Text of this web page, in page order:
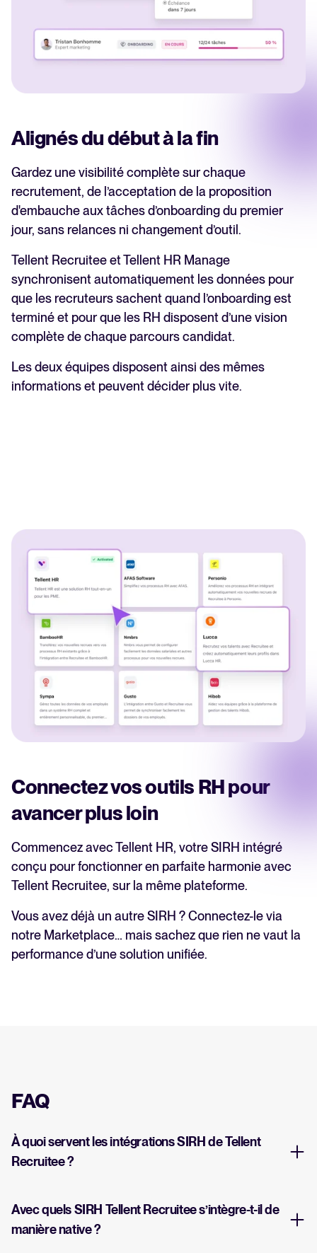
Alignés du début à la fin
Gardez une visibilité complète sur chaque
recrutement, de l’acceptation de la proposition
d'embauche aux tâches d’onboarding du premier
jour, sans relances ni changement d’outil.
Tellent Recruitee et Tellent HR Manage
synchronisent automatiquement les données pour
que les recruteurs sachent quand l’onboarding est
terminé et pour que les RH disposent d’une vision
complète de chaque parcours candidat.
Les deux équipes disposent ainsi des mêmes
informations et peuvent décider plus vite.
Connectez vos outils RH pour
avancer plus loin
Commencez avec Tellent HR, votre SIRH intégré
conçu pour fonctionner en parfaite harmonie avec
Tellent Recruitee, sur la même plateforme.
Vous avez déjà un autre SIRH ? Connectez-le via
notre Marketplace… mais sachez que rien ne vaut la
performance d’une solution unifiée.
FAQ
À quoi servent les intégrations SIRH de Tellent
Recruitee ?
Avec quels SIRH Tellent Recruitee s’intègre-t-il de
manière native ?